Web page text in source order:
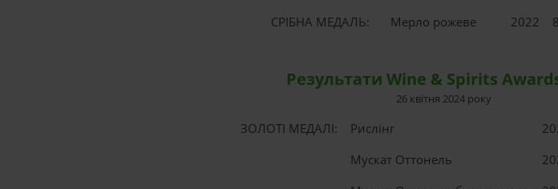
СРІБНА МЕДАЛЬ:
Мерло рожеве 2022
Результати Wine & Spirits
26 квітня 2024 року
ЗОЛОТІ МЕДАЛІ: Рислінг
Мускат Оттонель